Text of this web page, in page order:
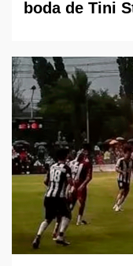
boda de Tini